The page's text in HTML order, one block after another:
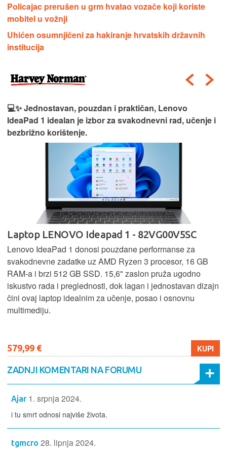
Policajac prerušen u grm hvatao vozače koji koriste
mobitel u vožnji
Uhićen osumnjičeni za hakiranje hrvatskih državnih
institucija
💻✨ Jednostavan, pouzdan i praktičan, Lenovo
IdeaPad 1 idealan je izbor za svakodnevni rad, učenje i
bezbrižno korištenje.
Laptop LENOVO Ideapad 1 - 82VG00V5SC
Lenovo IdeaPad 1 donosi pouzdane performanse za
svakodnevne zadatke uz AMD Ryzen 3 procesor, 16 GB
RAM-a i brzi 512 GB SSD. 15,6" zaslon pruža ugodno
iskustvo rada i preglednosti, dok lagan i jednostavan dizajn
čini ovaj laptop idealnim za učenje, posao i osnovnu
multimediju.
579,99 € KUPI
ZADNJI KOMENTARI NA FORUMU
Ajar 1. srpnja 2024.
i tu smrt odnosi najviše života.
tgmcro 28. lipnja 2024.